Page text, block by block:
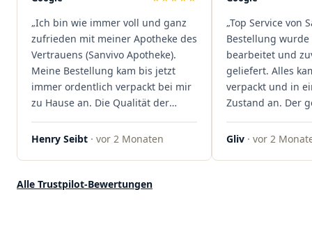
Kundenzufriedenheit an erster
Stelle stehen. Vielen Dank an das
Team von Sanvivo – ich bin
rundum begeistert!"
„Ich bin wie immer voll und ganz
zufrieden mit meiner Apotheke des
Vertrauens (Sanvivo Apotheke).
Meine Bestellung kam bis jetzt
immer ordentlich verpackt bei mir
zu Hause an. Die Qualität der
Blüten ist auch immer auf einem
hohen Niveau, die Auswahl ist
ordentlich gelagert, ich hatte nur
Henry Seibt · vor 2 Monaten
„Top Service von
Bestellung wurde
bearbeitet und
geliefert. Alles
verpackt und in
Zustand an. Der
war
professionell.
Gliv · vor 2
Alle Trustpilot-Bewertungen